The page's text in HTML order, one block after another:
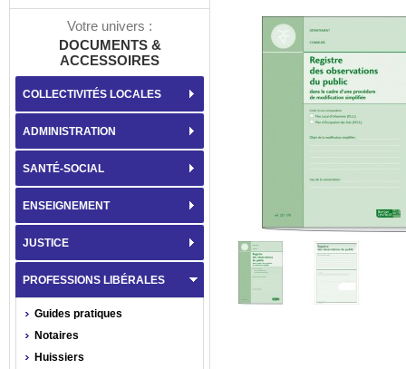
Votre univers :
DOCUMENTS &
ACCESSOIRES
COLLECTIVITÉS LOCALES
ADMINISTRATION
SANTÉ-SOCIAL
ENSEIGNEMENT
JUSTICE
PROFESSIONS LIBÉRALES
Guides pratiques
Notaires
Huissiers